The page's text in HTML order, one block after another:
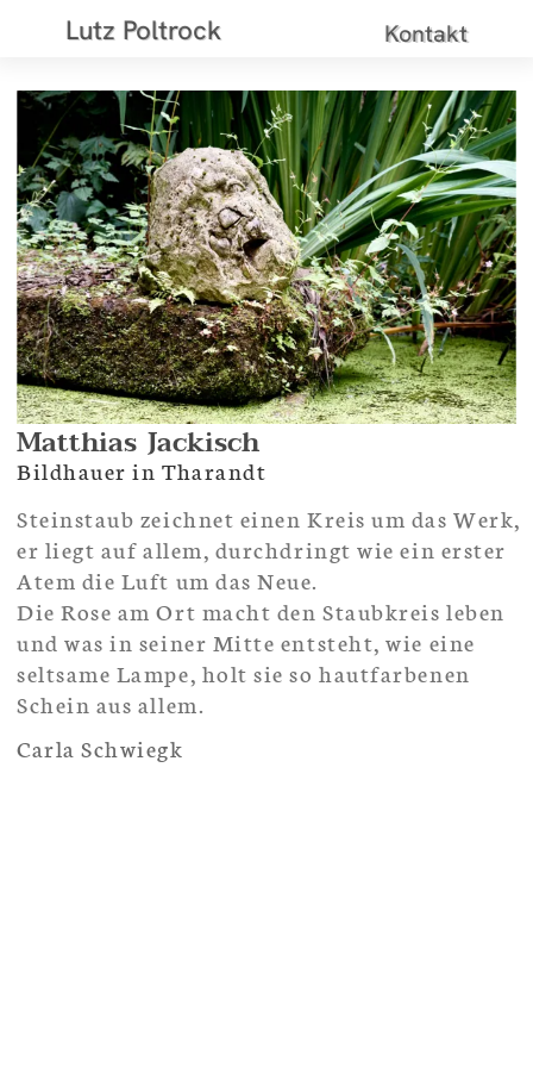
Lutz Poltrock
Matthias Jackisch
Bildhauer in Tharandt
Steinstaub zeichnet einen Kreis um das Werk,
er liegt auf allem, durchdringt wie ein erster
Atem die Luft um das Neue.
Die Rose am Ort macht den Staubkreis leben
und was in seiner Mitte entsteht, wie eine
seltsame Lampe, holt sie so hautfarbenen
Carla Schwiegk